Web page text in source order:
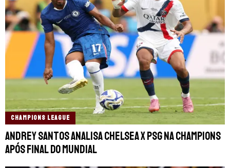
CHAMPIONS LEAGUE
Andrey Santos analisa Chelsea x PSG na Champions
após final do Mundial